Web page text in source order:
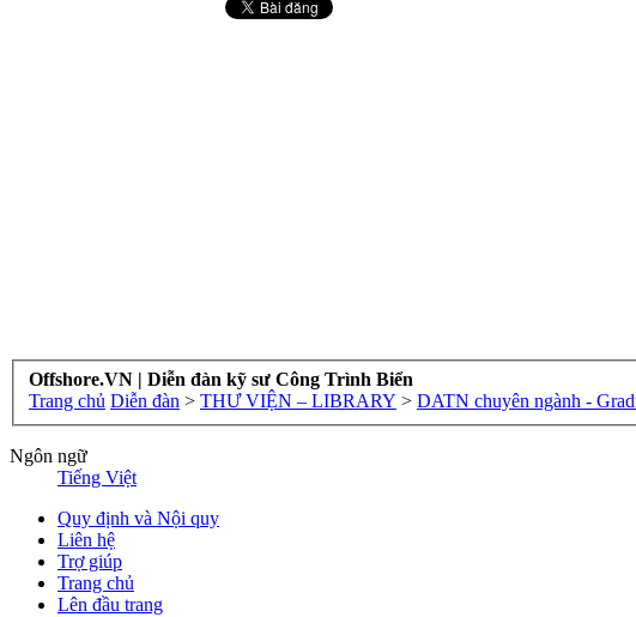
Offshore.VN | Diễn đàn kỹ sư Công Trình Biển
Trang chủ Diễn đàn > THƯ VIỆN – LIBRARY > DATN chuyên ngành -
Ngôn ngữ
Tiếng Việt
Quy định và Nội quy
Liên hệ
Trợ giúp
Trang chủ
Lên đầu trang